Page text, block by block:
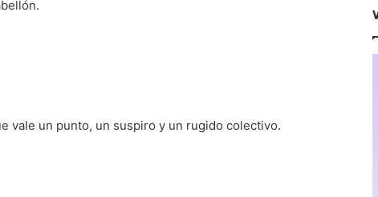
vale un punto, un suspiro y un rugido colectivo.